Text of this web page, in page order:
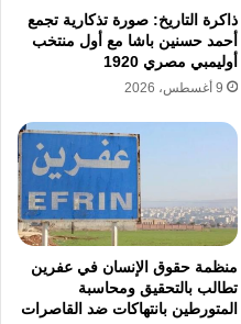
بشكل مضطرد
الأسواق إلى نزوح أكثر من 13 مليون شخص، بينما
مستويات حادة من انعدام
هذه الهجمات على
متصاعدا يعطل الحياة
شبكات التجارة
ذاكرة التاريخ: صورة تذكارية تجمع
أحمد حسنين باشا مع أول منتخب
أوليمبي مصري 1920
9 أغسطس، 2026
منظمة حقوق الإنسان في عفرين
تطالب بالتحقيق ومحاسبة
المتورطين بانتهاكات ضد القاصرات